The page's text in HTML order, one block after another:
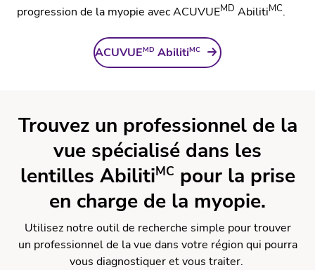
progression de la myopie avec ACUVUEMD AbilitiMC.
ACUVUEMD AbilitiMC
Trouvez un professionnel de la
vue spécialisé dans les
lentilles AbilitiMC pour la prise
en charge de la myopie.
Utilisez notre outil de recherche simple pour trouver
un professionnel de la vue dans votre région qui pourra
vous diagnostiquer et vous traiter.